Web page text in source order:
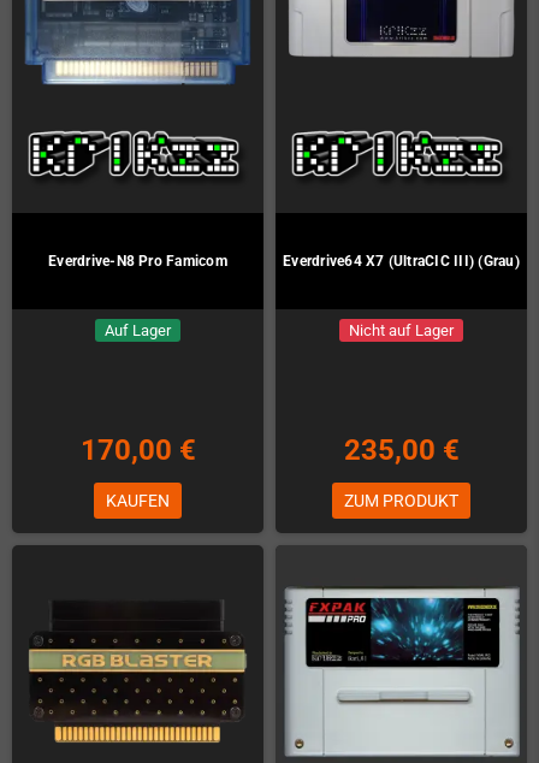
Everdrive-N8 Pro Famicom
Auf Lager
170,00 €
KAUFEN
Everdrive64 X7 (UltraCIC III) (Grau)
Nicht auf Lager
235,00 €
ZUM PRODUKT